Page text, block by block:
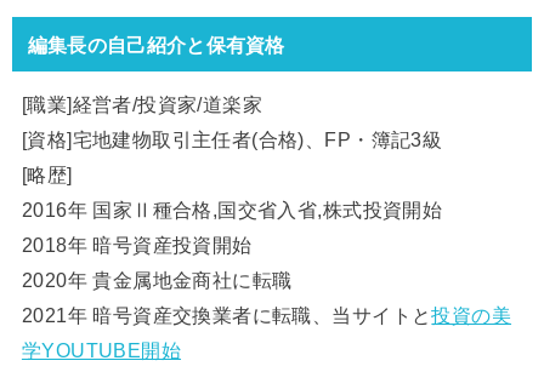
編集長の自己紹介と保有資格
[職業]経営者/投資家/道楽家
[資格]宅地建物取引主任者(合格)、FP・簿記3級
[略歴]
2016年 国家Ⅱ種合格,国交省入省,株式投資開始
2018年 暗号資産投資開始
2020年 貴金属地金商社に転職
2021年 暗号資産交換業者に転職、当サイトと投資の美
学YOUTUBE開始